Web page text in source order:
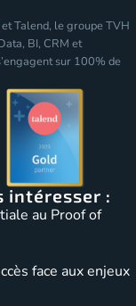
Talend, le groupe TVH
BI, CRM et
sur 100% de
intéresser :
au Proof of
face aux enjeux